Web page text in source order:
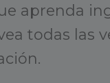
aprenda
todas las